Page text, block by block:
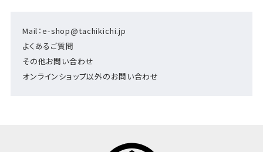
Mail：e-shop@tachikichi.jp
よくあるご質問
その他お問い合わせ
オンラインショップ以外のお問い合わせ